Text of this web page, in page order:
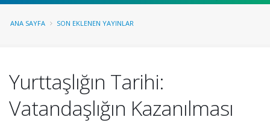
ANA SAYFA SON EKLENEN YAYINLAR
Yurttaşlığın Tarihi:
Vatandaşlığın Kazanılması